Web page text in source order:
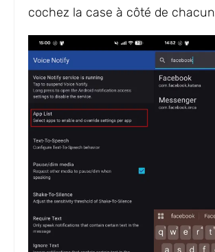
cochez la case à côté de